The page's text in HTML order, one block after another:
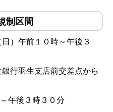
制区間
）午前１０時～午後３
行羽生支店前交差点から
午後３時３０分